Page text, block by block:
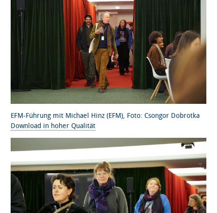
EFM-Führung mit Michael Hinz (EFM), Foto: Csongor Dobrotka
Download in hoher Qualität